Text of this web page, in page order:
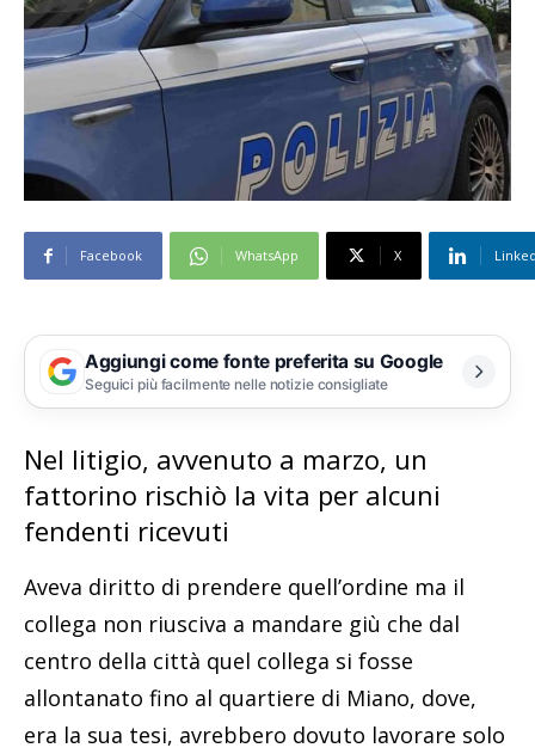
Facebook WhatsApp X
Aggiungi come fonte preferita su Google
Seguici più facilmente nelle notizie consigliate
Nel litigio, avvenuto a marzo, un
fattorino rischiò la vita per alcuni
fendenti ricevuti
Aveva diritto di prendere quell’ordine ma il
collega non riusciva a mandare giù che dal
centro della città quel collega si fosse
allontanato fino al quartiere di Miano, dove,
era la sua tesi, avrebbero dovuto lavorare solo